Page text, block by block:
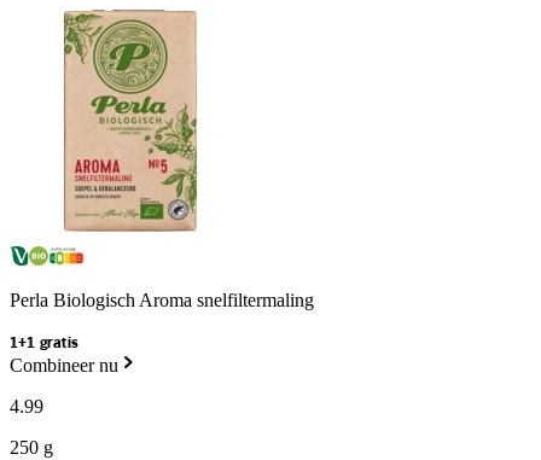
Perla Biologisch Aroma snelfiltermaling
1+1 gratis
Combineer nu
4.99
250 g